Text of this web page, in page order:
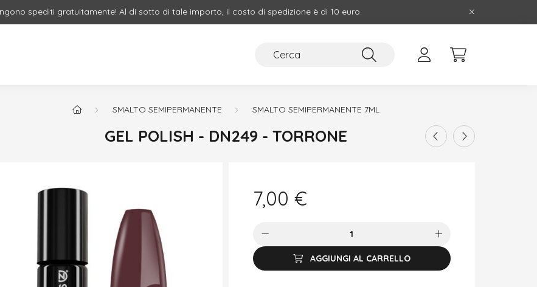
spediti gratuitamente! Al di sotto di tale importo, il costo di spedizione è di 10 euro.
SMALTO SEMIPERMANENTE SMALTO SEMIPERMANENTE 7ML
GEL POLISH - DN249 - TORRONE
7,00 €
AGGIUNGI AL CARRELLO